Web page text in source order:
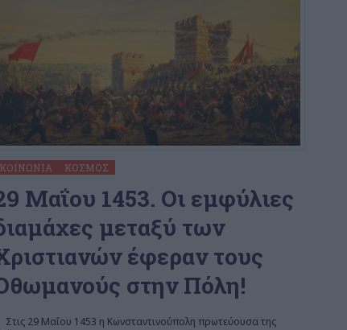
ΚΟΙΝΩΝΊΑ ΚΌΣΜΟΣ
Μαΐου 1453. Οι εμφύλιες
μεταξύ των
έφεραν τους
στην Πόλη!
Στις 29 Μαΐου 1453 η Κωνσταντινούπολη πρωτεύουσα της